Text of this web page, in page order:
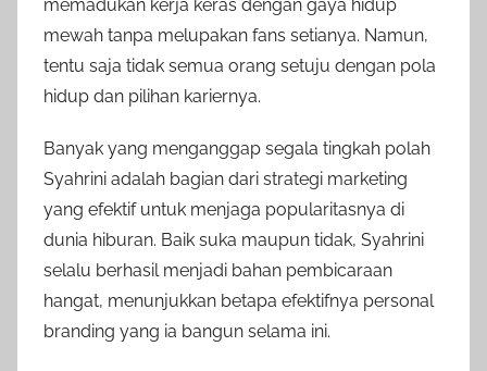
memadukan kerja keras dengan gaya hidup
mewah tanpa melupakan fans setianya. Namun,
tentu saja tidak semua orang setuju dengan pola
hidup dan pilihan kariernya.
Banyak yang menganggap segala tingkah polah
Syahrini adalah bagian dari strategi marketing
yang efektif untuk menjaga popularitasnya di
dunia hiburan. Baik suka maupun tidak, Syahrini
selalu berhasil menjadi bahan pembicaraan
hangat, menunjukkan betapa efektifnya personal
branding yang ia bangun selama ini.